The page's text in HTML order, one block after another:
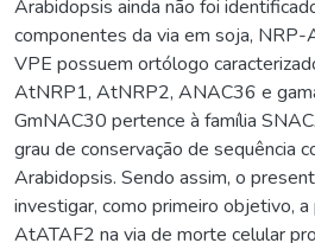
Arabidopsis ainda não foi
componentes da via em soja,
VPE possuem ortólogo
AtNRP1, AtNRP2, ANAC36 e
GmNAC30 pertence à família
grau de conservação de sequência
Arabidopsis. Sendo assim, o
investigar, como primeiro objetivo,
AtATAF2 na via de morte celular